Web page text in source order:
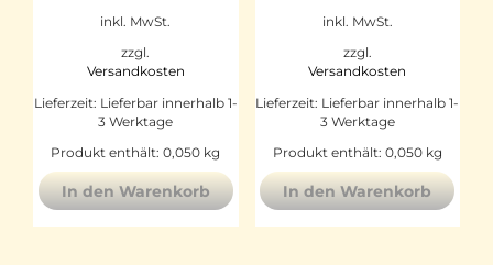
inkl. MwSt.
zzgl.
Versandkosten
Lieferzeit: Lieferbar innerhalb 1-
3 Werktage
Produkt enthält: 0,050 kg
In den Warenkorb
inkl. MwSt.
zzgl.
Versandkosten
Lieferzeit: Lieferbar innerhalb 1-
3 Werktage
Produkt enthält: 0,050 kg
In den Warenkorb